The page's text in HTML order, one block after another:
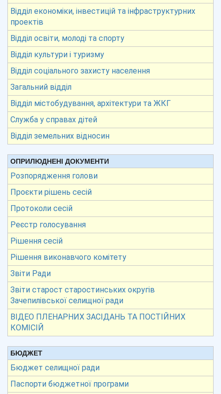
Відділ економіки, інвестицій та інфраструктурних
проектів
Відділ освіти, молоді та спорту
Відділ культури і туризму
Відділ соціального захисту населення
Загальний відділ
Відділ містобудування, архітектури та ЖКГ
Служба у справах дітей
Відділ земельних відносин
ОПРИЛЮДНЕНІ ДОКУМЕНТИ
Розпорядження голови
Проєкти рішень сесій
Протоколи сесій
Реєстр голосування
Рішення сесій
Рішення виконавчого комітету
Звіти Ради
Звіти старост старостинських округів
Зачепилівської селищної ради
ВІДЕО ПЛЕНАРНИХ ЗАСІДАНЬ ТА ПОСТІЙНИХ
КОМІСІЙ
БЮДЖЕТ
Бюджет селищної ради
Паспорти бюджетної програми